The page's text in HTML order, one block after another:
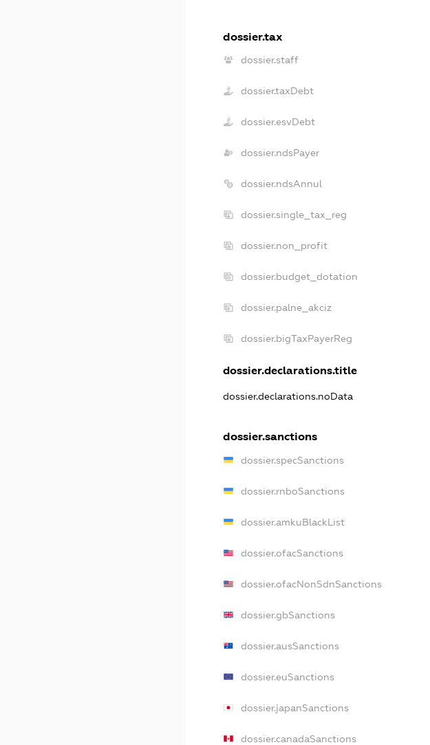
dossier.tax
dossier.staff
dossier.taxDebt
dossier.esvDebt
dossier.ndsPayer
dossier.ndsAnnul
dossier.single_tax_reg
dossier.non_profit
dossier.budget_dotation
dossier.palne_akciz
dossier.bigTaxPayerReg
dossier.declarations.title
dossier.declarations.noData
dossier.sanctions
dossier.specSanctions
dossier.rnboSanctions
dossier.amkuBlackList
dossier.ofacSanctions
dossier.ofacNonSdnSanctions
dossier.gbSanctions
dossier.ausSanctions
dossier.euSanctions
dossier.japanSanctions
dossier.canadaSanctions